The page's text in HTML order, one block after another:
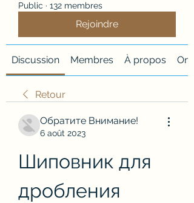
Public · 132 membres
Rejoindre
Discussion Membres À propos
Retour
Обратите Внимание!
6 août 2023
Шиповник для
дробления